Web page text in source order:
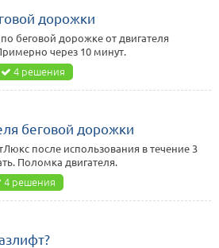
дорожки
беговой дорожке от двигателя
через 10 минут.
4 решения
беговой дорожки
после использования в течение 3
Поломка двигателя.
4 решения